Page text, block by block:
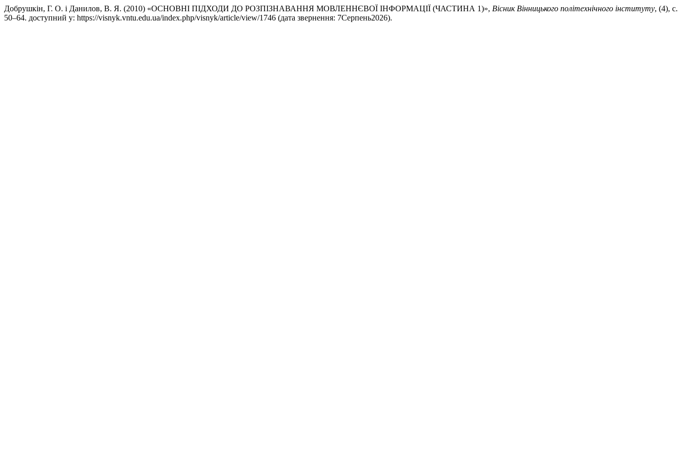
Добрушкін, Г. О. і Данилов, В. Я. (2010) «ОСНОВНІ ПІДХОДИ ДО РОЗПІЗНАВАННЯ МОВЛЕННЄВОЇ ІНФОРМАЦІЇ (ЧАСТИНА 1)», Вісник Вінницького політехнічного інституту, (4), с.
50–64. доступний у: https://visnyk.vntu.edu.ua/index.php/visnyk/article/view/1746 (дата звернення: 7Серпень2026).